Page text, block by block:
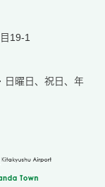
19-1
日曜日、祝日、年